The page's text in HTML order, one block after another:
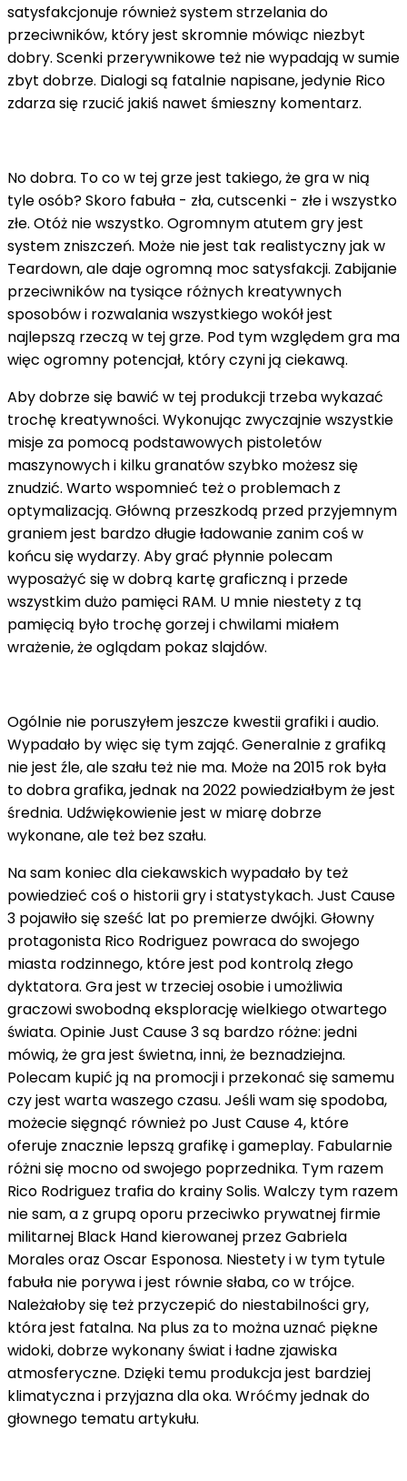
satysfakcjonuje również system strzelania do
przeciwników, który jest skromnie mówiąc niezbyt
dobry. Scenki przerywnikowe też nie wypadają w sumie
zbyt dobrze. Dialogi są fatalnie napisane, jedynie Rico
zdarza się rzucić jakiś nawet śmieszny komentarz.
No dobra. To co w tej grze jest takiego, że gra w nią
tyle osób? Skoro fabuła - zła, cutscenki - złe i wszystko
złe. Otóż nie wszystko. Ogromnym atutem gry jest
system zniszczeń. Może nie jest tak realistyczny jak w
Teardown, ale daje ogromną moc satysfakcji. Zabijanie
przeciwników na tysiące różnych kreatywnych
sposobów i rozwalania wszystkiego wokół jest
najlepszą rzeczą w tej grze. Pod tym względem gra ma
więc ogromny potencjał, który czyni ją ciekawą.
Aby dobrze się bawić w tej produkcji trzeba wykazać
trochę kreatywności. Wykonując zwyczajnie wszystkie
misje za pomocą podstawowych pistoletów
maszynowych i kilku granatów szybko możesz się
znudzić. Warto wspomnieć też o problemach z
optymalizacją. Główną przeszkodą przed przyjemnym
graniem jest bardzo długie ładowanie zanim coś w
końcu się wydarzy. Aby grać płynnie polecam
wyposażyć się w dobrą kartę graficzną i przede
wszystkim dużo pamięci RAM. U mnie niestety z tą
pamięcią było trochę gorzej i chwilami miałem
wrażenie, że oglądam pokaz slajdów.
Ogólnie nie poruszyłem jeszcze kwestii grafiki i audio.
Wypadało by więc się tym zająć. Generalnie z grafiką
nie jest źle, ale szału też nie ma. Może na 2015 rok była
to dobra grafika, jednak na 2022 powiedziałbym że jest
średnia. Udźwiękowienie jest w miarę dobrze
wykonane, ale też bez szału.
Na sam koniec dla ciekawskich wypadało by też
powiedzieć coś o historii gry i statystykach. Just Cause
3 pojawiło się sześć lat po premierze dwójki. Głowny
protagonista Rico Rodriguez powraca do swojego
miasta rodzinnego, które jest pod kontrolą złego
dyktatora. Gra jest w trzeciej osobie i umożliwia
graczowi swobodną eksplorację wielkiego otwartego
świata. Opinie Just Cause 3 są bardzo różne: jedni
mówią, że gra jest świetna, inni, że beznadziejna.
Polecam kupić ją na promocji i przekonać się samemu
czy jest warta waszego czasu. Jeśli wam się spodoba,
możecie sięgnąć również po Just Cause 4, które
oferuje znacznie lepszą grafikę i gameplay. Fabularnie
różni się mocno od swojego poprzednika. Tym razem
Rico Rodriguez trafia do krainy Solis. Walczy tym razem
nie sam, a z grupą oporu przeciwko prywatnej firmie
militarnej Black Hand kierowanej przez Gabriela
Morales oraz Oscar Esponosa. Niestety i w tym tytule
fabuła nie porywa i jest równie słaba, co w trójce.
Należałoby się też przyczepić do niestabilności gry,
która jest fatalna. Na plus za to można uznać piękne
widoki, dobrze wykonany świat i ładne zjawiska
atmosferyczne. Dzięki temu produkcja jest bardziej
klimatyczna i przyjazna dla oka. Wróćmy jednak do
głownego tematu artykułu.